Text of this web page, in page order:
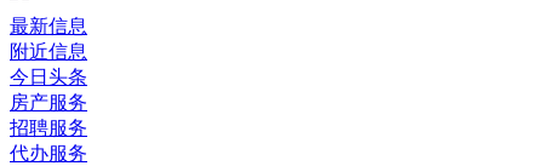
最新信息
附近信息
今日头条
房产服务
招聘服务
代办服务